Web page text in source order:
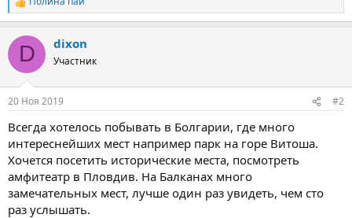
Р
е
к
и
D dixon
Участник
20 Ноя 2019 #2
Всегда хотелось побывать в Болгарии, где много
интереснейших мест например парк на горе Витоша.
Хочется посетить исторические места, посмотреть
амфитеатр в Пловдив. На Балканах много
замечательных мест, лучше один раз увидеть, чем сто
раз услышать.